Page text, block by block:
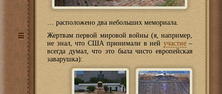
… расположено два небольших мемориала.
Жертвам первой мировой войны (я, например,
не знал, что США принимали в ней участие–
всегда думал, что это была чисто европейская
заварушка):